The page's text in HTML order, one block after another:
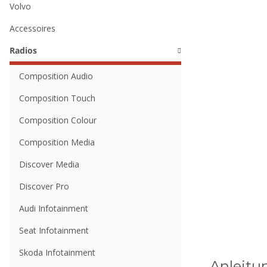
Volvo
Accessoires
Radios
Composition Audio
Composition Touch
Composition Colour
Composition Media
Discover Media
Discover Pro
Audi Infotainment
Seat Infotainment
Skoda Infotainment